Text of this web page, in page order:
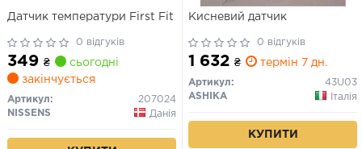
Датчик температури First Fit
0 відгуків
349 ₴
сьогодні
закінчується
Артикул:
207024
NISSENS
Данія
Кисневий датчик
0 відгуків
1 632 ₴ термін 7 дн.
Артикул:
43U03
ASHIKA
Італія
КУПИТИ